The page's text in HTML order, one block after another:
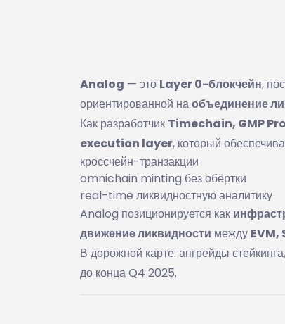
Analog — это Layer 0-блокчейн,
ориентированной наобъединение
Как разработчик Timechain, GMP
execution layer, который
кроссчейн-транзакции
omnichain minting без обёртки
real-time ликвидностную аналитику
Analog позиционируется как
движение ликвидности между EVM,
В дорожной карте: апгрейды
до конца Q4 2025.